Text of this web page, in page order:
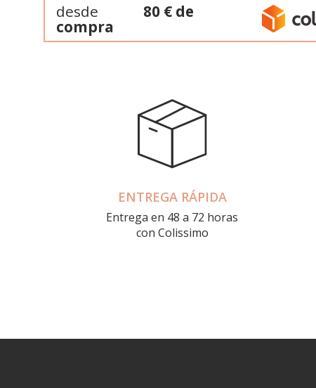
desde 80 € de
compra
ENTREGA RÁPIDA
Entrega en 48 a 72 horas
con Colissimo